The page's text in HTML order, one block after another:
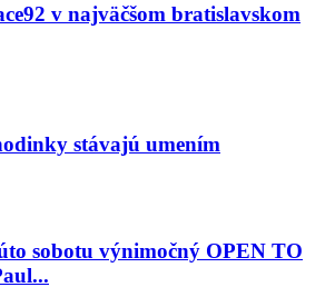
v najväčšom bratislavskom
stávajú umením
sobotu výnimočný OPEN TO